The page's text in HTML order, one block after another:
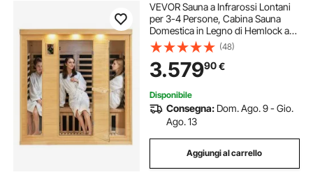
VEVOR Sauna a Infrarossi Lontani
per 3-4 Persone, Cabina Sauna
Domestica in Legno di Hemlock a
Infrarossi a Basso EMF, 2580W,
con Porta in Vetro Temperato,
Bluetooth, Luci per Cromoterapia
(48)
3.57990€
Disponibile
Consegna: Dom. Ago. 9 - Gio.
Ago. 13
Aggiungi al carrello